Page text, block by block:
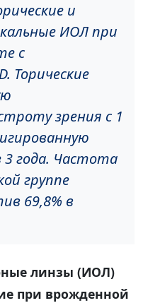
и
ИОЛ при
с
Торические
зрения с 1
3 года. Частота
группе
69,8% в
линзы (ИОЛ)
при врожденной